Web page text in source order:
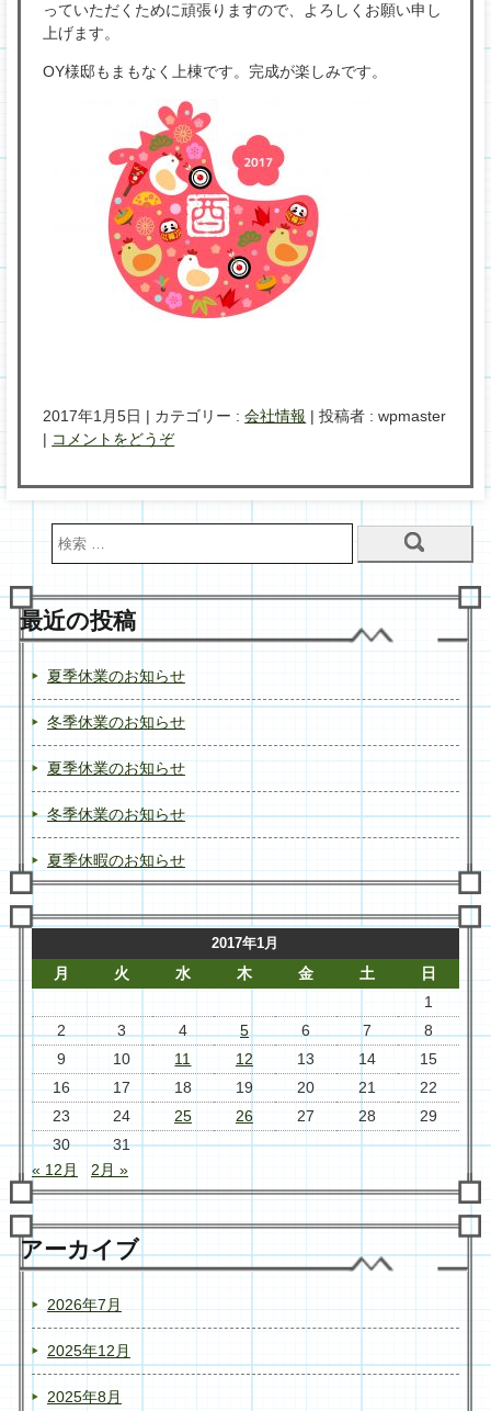
っていただくために頑張りますので、よろしくお願い申し
上げます。
OY様邸もまもなく上棟です。完成が楽しみです。
2017年1月5日 | カテゴリー :会社情報 |投稿者 : wpmaster
| コメントをどうぞ
最近の投稿
夏季休業のお知らせ
冬季休業のお知らせ
夏季休業のお知らせ
冬季休業のお知らせ
夏季休暇のお知らせ
2017年1月
月 火 水 木 金 土
日
1
2
3 4 5 6 7
8
9
10 11 12 13 14
15
16
17 18 19 20 21
22
23
24 25 26 27 28
29
30
31
« 12月
2月 »
アーカイブ
2026年7月
2025年12月
2025年8月